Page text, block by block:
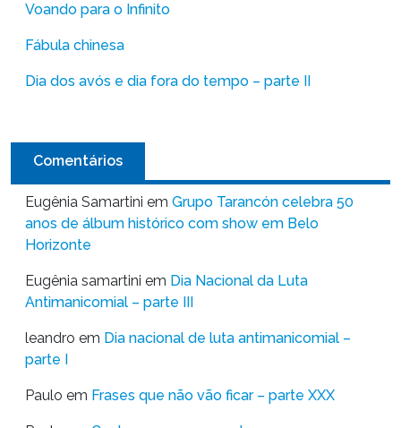
Voando para o Infinito
Fábula chinesa
Dia dos avós e dia fora do tempo – parte II
Comentários
Eugênia Samartini em Grupo Tarancón celebra 50
anos de álbum histórico com show em Belo
Horizonte
Eugênia samartini em Dia Nacional da Luta
Antimanicomial – parte III
leandro em Dia nacional de luta antimanicomial –
parte I
Paulo em Frases que não vão ficar – parte XXX